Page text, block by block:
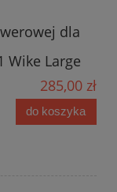
dla
Wike Large
285,00 zł
do koszyka